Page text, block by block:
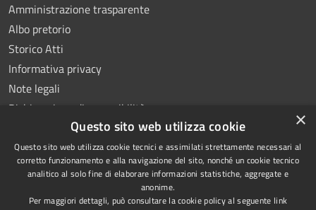
Amministrazione trasparente
Albo pretorio
Storico Atti
Informativa privacy
Note legali
Dichiarazione di accessibilità
RSS
Accessibilità
Copyright © 2026 • Comune di
Montoro • Powered by
×
Questo sito web utilizza cookie
Questo sito web utilizza cookie tecnici e assimilati strettamente necessari al
corretto funzionamento e alla navigazione del sito, nonché un cookie tecnico
analitico al solo fine di elaborare informazioni statistiche, aggregate e
anonime.
Per maggiori dettagli, può consultare la cookie policy al seguente link